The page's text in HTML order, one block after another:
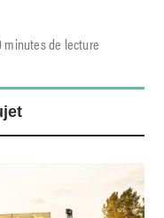
minutes de lecture